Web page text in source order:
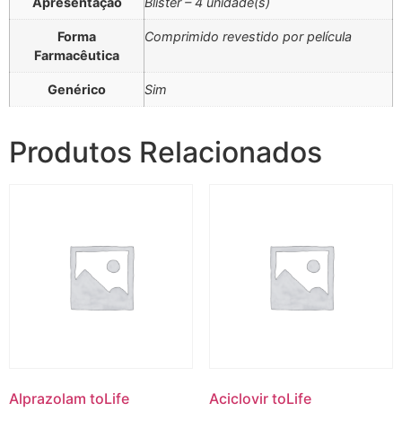
Forma
Farmacêutica
Comprimido revestido por película
Genérico Sim
Produtos Relacionados
Alprazolam toLife Aciclovir toLife